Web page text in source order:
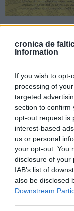
cronica de
Information
If you wish to opt-
processing of
targeted
section to confirm
opt-out request is
interest-based
us or personal
your opt-out. You
disclosure of your
IAB’s list of
also be disclosed
Downstream
TAGS FĂLTICENI